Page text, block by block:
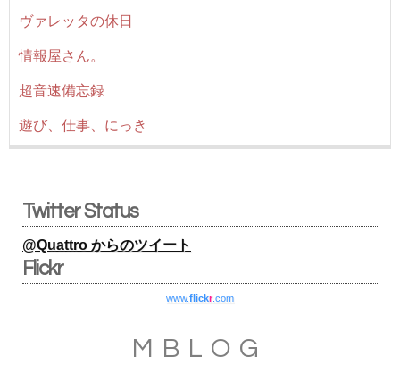
ヴァレッタの休日
情報屋さん。
超音速備忘録
遊び、仕事、にっき
Twitter Status
@Quattro からのツイート
Flickr
www.flickr.com
MBLOG